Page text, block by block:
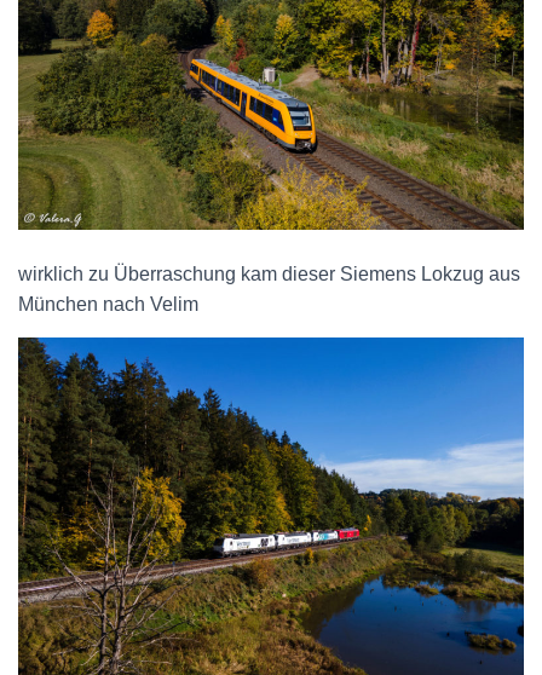
wirklich zu Überraschung kam dieser Siemens Lokzug aus
München nach Velim